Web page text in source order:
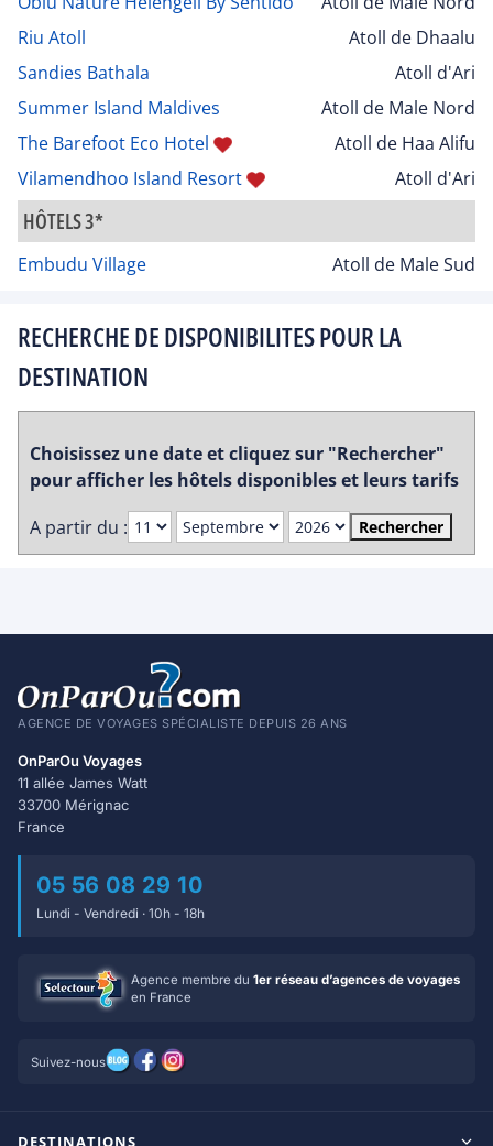
Riu Atoll
Atoll de Dhaalu
Sandies Bathala
Atoll d'Ari
Summer Island Maldives
Atoll de Male Nord
The Barefoot Eco Hotel
Atoll de Haa Alifu
Vilamendhoo Island Resort
Atoll d'Ari
HÔTELS 3*
Embudu Village Atoll de Male Sud
RECHERCHE DE DISPONIBILITES POUR LA
DESTINATION
Choisissez une date et cliquez sur "Rechercher"
pour afficher les hôtels disponibles et leurs tarifs
A partir du :
Rechercher
AGENCE DE VOYAGES SPÉCIALISTE DEPUIS 26 ANS
OnParOu Voyages
11 allée James Watt
33700 Mérignac
France
05 56 08 29 10
Lundi - Vendredi · 10h - 18h
Agence membre du 1er réseau d’agences de voyages
en France
Suivez-nous
DESTINATIONS